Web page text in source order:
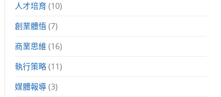
人才培育 (10)
創業體悟(7)
商業思維 (16)
執行策略(11)
媒體報導(3)